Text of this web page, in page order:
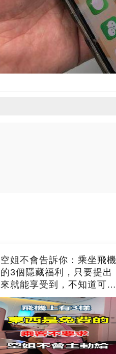
空姐不會告訴你：乘坐飛機
的3個隱藏福利，只要提出
來就能享受到，不知道可就
吃虧了